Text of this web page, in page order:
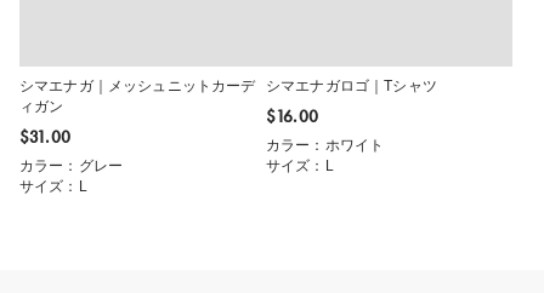
シマエナガ｜メッシュニットカーデ
ィガン
$‌31.00
カラー：グレー
サイズ：L
シマエナガロゴ｜Tシャツ
$‌16.00
カラー：ホワイト
サイズ：L